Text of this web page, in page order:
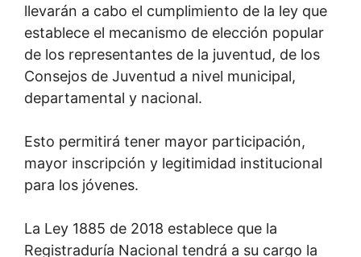
llevarán a cabo el cumplimiento de la ley que
establece el mecanismo de elección popular
de los representantes de la juventud, de los
Consejos de Juventud a nivel municipal,
departamental y nacional.
Esto permitirá tener mayor participación,
mayor inscripción y legitimidad institucional
para los jóvenes.
La Ley 1885 de 2018 establece que la
Registraduría Nacional tendrá a su cargo la